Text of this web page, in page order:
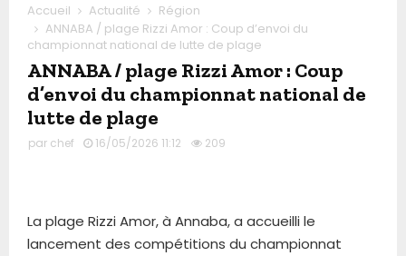
Accueil Actualité
Région
ANNABA / plage Rizzi Amor : Coup d’envoi du
championnat national de lutte de plage
ANNABA / plage Rizzi Amor : Coup
d’envoi du championnat national de
lutte de plage
par chef 16/05/2026 11:12 209
La plage Rizzi Amor, à Annaba, a accueilli le
lancement des compétitions du championnat